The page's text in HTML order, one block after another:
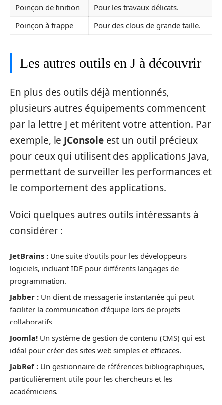
Poinçon de finition
Pour les travaux délicats.
Poinçon à frappe
Pour des clous de grande taille.
Les autres outils en J à découvrir
En plus des outils déjà mentionnés,
plusieurs autres équipements commencent
par la lettre J et méritent votre attention. Par
exemple, le JConsole est un outil précieux
pour ceux qui utilisent des applications Java,
permettant de surveiller les performances et
le comportement des applications.
Voici quelques autres outils intéressants à
considérer :
JetBrains : Une suite d’outils pour les développeurs
logiciels, incluant IDE pour différents langages de
programmation.
Jabber : Un client de messagerie instantanée qui peut
faciliter la communication d’équipe lors de projets
collaboratifs.
Joomla! Un système de gestion de contenu (CMS) qui est
idéal pour créer des sites web simples et efficaces.
JabRef : Un gestionnaire de références bibliographiques,
particulièrement utile pour les chercheurs et les
académiciens.